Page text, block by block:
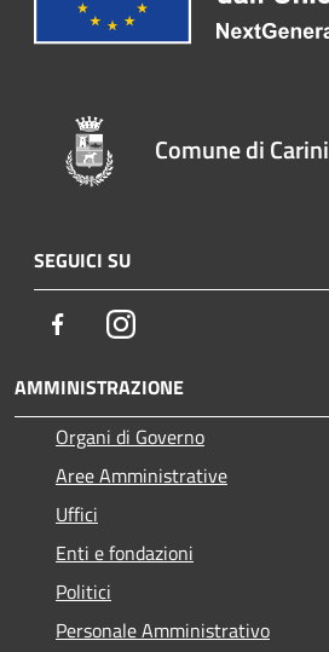
Comune di Carini
SEGUICI SU
FacebookInstagram
AMMINISTRAZIONE
Organi di Governo
Aree Amministrative
Uffici
Enti e fondazioni
Politici
Personale Amministrativo